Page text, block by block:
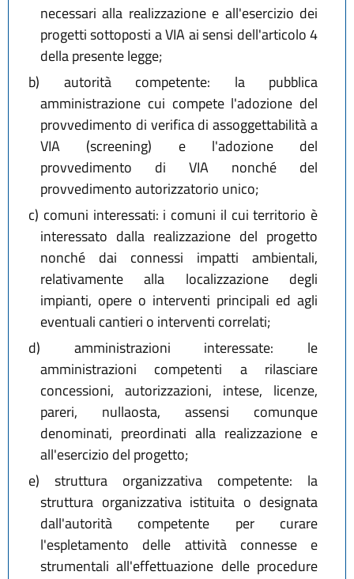
necessari alla realizzazione e all'esercizio dei
progetti sottoposti a VIA ai sensi dell'articolo 4
della presente legge;
b) autorità competente: la pubblica
amministrazione cui compete l'adozione del
provvedimento di verifica di assoggettabilità a
VIA (screening) e l'adozione del
provvedimento di VIA nonché del
provvedimento autorizzatorio unico;
c) comuni interessati: i comuni il cui territorio è
interessato dalla realizzazione del progetto
nonché dai connessi impatti ambientali,
relativamente alla localizzazione degli
impianti, opere o interventi principali ed agli
eventuali cantieri o interventi correlati;
d) amministrazioni interessate: le
amministrazioni competenti a rilasciare
concessioni, autorizzazioni, intese, licenze,
pareri, nullaosta, assensi comunque
denominati, preordinati alla realizzazione e
all'esercizio del progetto;
e) struttura organizzativa competente: la
struttura organizzativa istituita o designata
dall'autorità competente per curare
l'espletamento delle attività connesse e
strumentali all'effettuazione delle procedure